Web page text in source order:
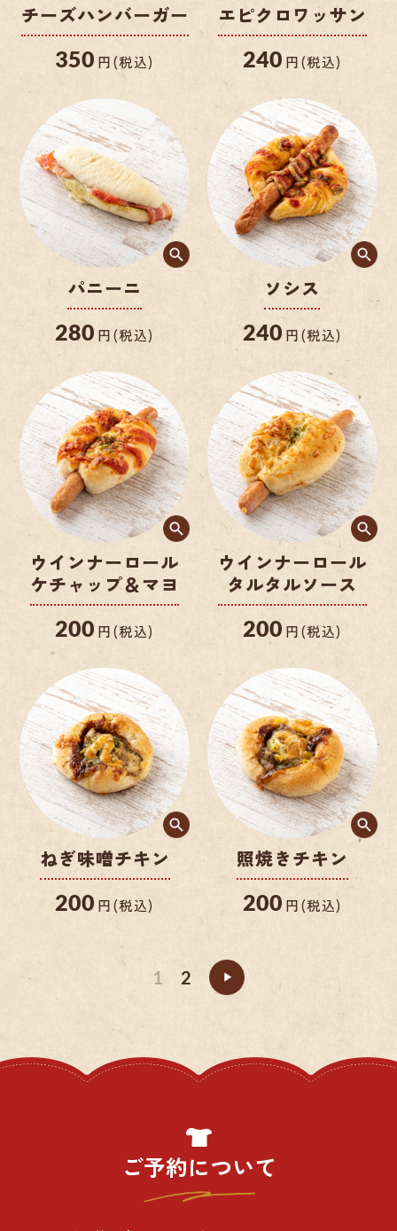
チーズハンバーガー
350 円(税込)
エピクロワッサン
240 円(税込)
パニーニ
280 円(税込)
ソシス
240 円(税込)
ウインナーロール
ケチャップ＆マヨ
200 円(税込)
ウインナーロール
タルタルソース
200 円(税込)
ねぎ味噌チキン
200 円(税込)
照焼きチキン
200 円(税込)
1 2 »
ご予約について